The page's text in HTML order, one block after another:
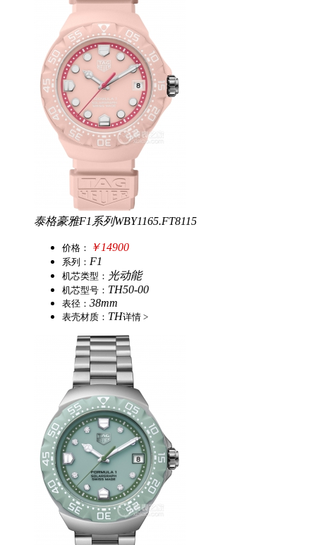
泰格豪雅F1系列WBY1165.FT8115
价格： ￥14900
系列： F1
机芯类型： 光动能
机芯型号： TH50-00
表径： 38mm
表壳材质： TH详情 >